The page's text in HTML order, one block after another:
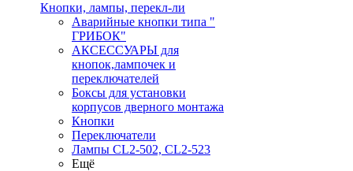
Кнопки, лампы, перекл-ли
Аварийные кнопки типа "
ГРИБОК"
АКСЕССУАРЫ для
кнопок,лампочек и
переключателей
Боксы для установки
корпусов дверного монтажа
Кнопки
Переключатели
Лампы CL2-502, CL2-523
Ещё